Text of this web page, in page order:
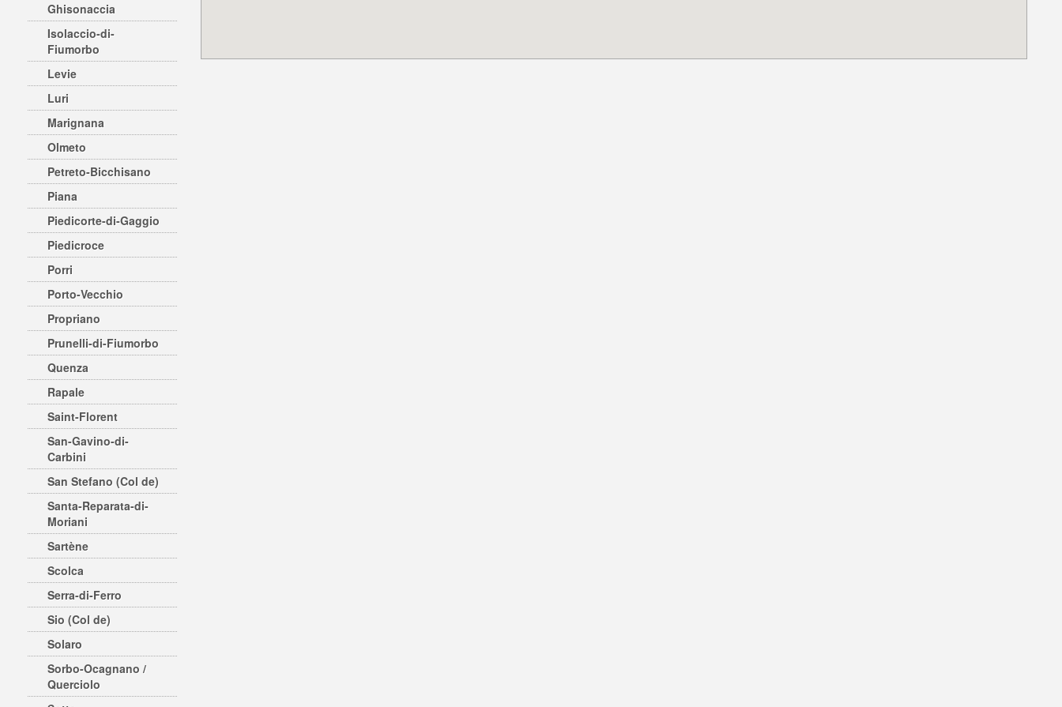
Ghisonaccia
Isolaccio-di-
Fiumorbo
Levie
Luri
Marignana
Olmeto
Petreto-Bicchisano
Piana
Piedicorte-di-Gaggio
Piedicroce
Porri
Porto-Vecchio
Propriano
Prunelli-di-Fiumorbo
Quenza
Rapale
Saint-Florent
San-Gavino-di-
Carbini
San Stefano (Col de)
Santa-Reparata-di-
Moriani
Sartène
Scolca
Serra-di-Ferro
Sio (Col de)
Solaro
Sorbo-Ocagnano /
Querciolo